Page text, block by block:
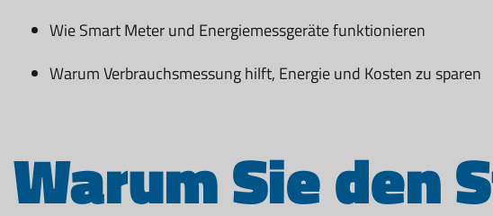
Wie Smart Meter und Energiemessgeräte funktionieren
Warum Verbrauchsmessung hilft, Energie und Kosten zu sparen
Warum Sie den